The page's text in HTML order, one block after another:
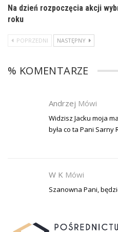
Na dzień rozpoczęcia akcji
roku
POPRZEDNI NASTĘPNY
% KOMENTARZE
Andrzej Mówi
Widzisz Jacku moja
była co ta Pani Sarny
W K Mówi
Szanowna Pani,